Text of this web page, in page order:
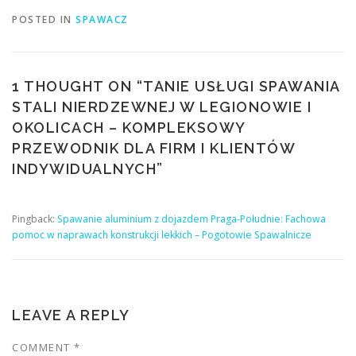
POSTED IN SPAWACZ
1 THOUGHT ON “TANIE USŁUGI SPAWANIA
STALI NIERDZEWNEJ W LEGIONOWIE I
OKOLICACH – KOMPLEKSOWY
PRZEWODNIK DLA FIRM I KLIENTÓW
INDYWIDUALNYCH”
Pingback: Spawanie aluminium z dojazdem Praga-Południe: Fachowa
pomoc w naprawach konstrukcji lekkich – Pogotowie Spawalnicze
LEAVE A REPLY
COMMENT *